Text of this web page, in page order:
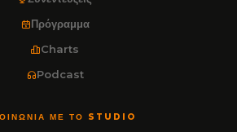
Πρόγραμμα
Charts
Podcast
ΜΕ ΤΟ STUDIO